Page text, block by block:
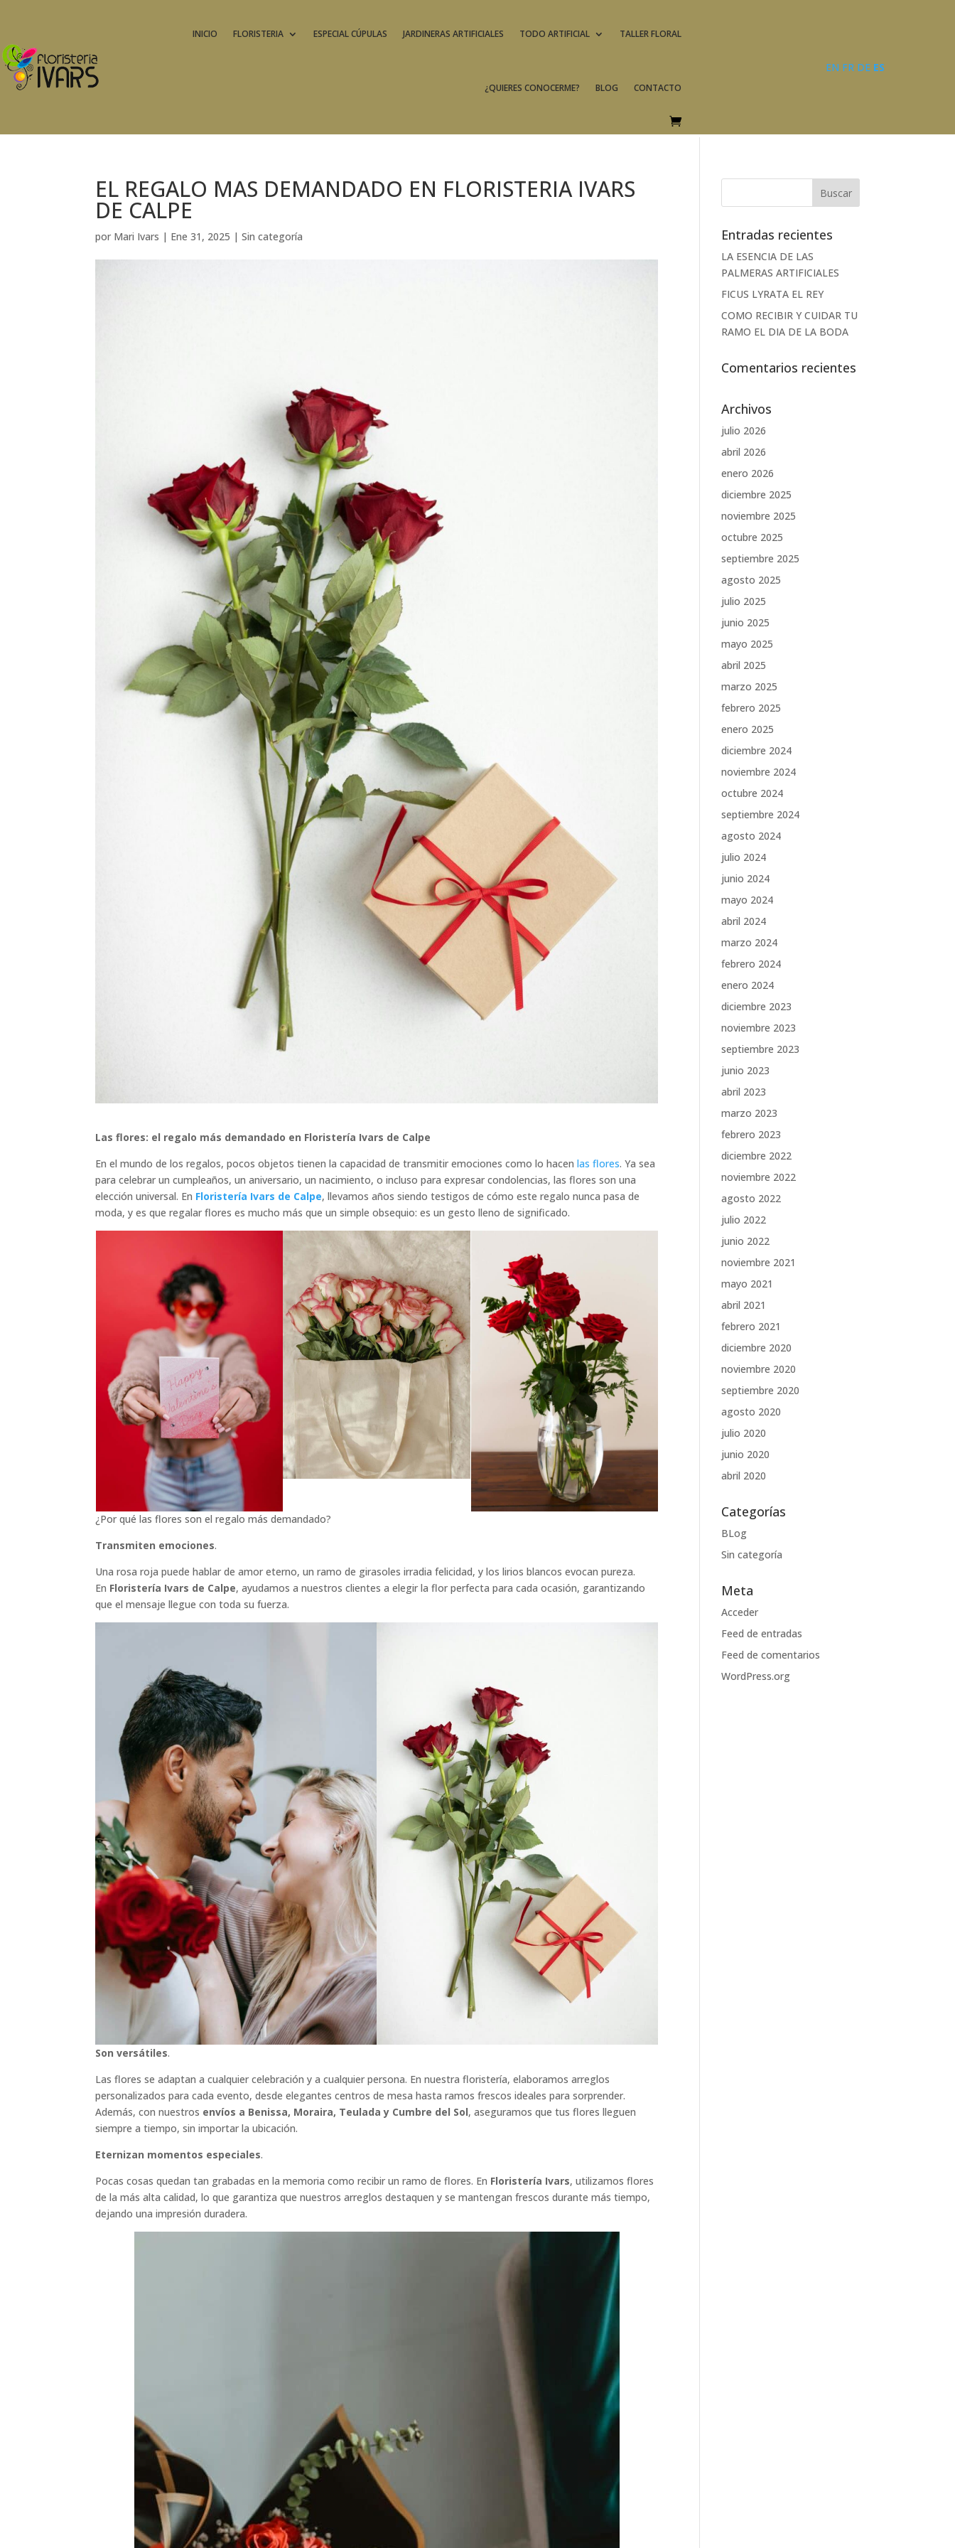
INICIO FLORISTERIA ESPECIAL CÚPULAS JARDINERAS ARTIFICIALES TODO ARTIFICIAL TALLER FLORAL
¿QUIERES CONOCERME? BLOG CONTACTO
EN FR DE ES
EL REGALO MAS DEMANDADO EN FLORISTERIA IVARS
DE CALPE
por Mari Ivars | Ene 31, 2025 |Sin categoría
Las flores: el regalo más demandado en Floristería Ivars de Calpe
En el mundo de los regalos, pocos objetos tienen la capacidad de transmitir emociones como lo hacen las flores. Ya sea
para celebrar un cumpleaños, un aniversario, un nacimiento, o incluso para expresar condolencias, las flores son una
elección universal. En Floristería Ivars de Calpe, llevamos años siendo testigos de cómo este regalo nunca pasa de
moda, y es que regalar flores es mucho más que un simple obsequio: es un gesto lleno de significado.
¿Por qué las flores son el regalo más demandado?
Transmiten emociones.
Una rosa roja puede hablar de amor eterno, un ramo de girasoles irradia felicidad, y los lirios blancos evocan pureza.
En Floristería Ivars de Calpe, ayudamos a nuestros clientes a elegir la flor perfecta para cada ocasión, garantizando
que el mensaje llegue con toda su fuerza.
Son versátiles.
Las flores se adaptan a cualquier celebración y a cualquier persona. En nuestra floristería, elaboramos arreglos
personalizados para cada evento, desde elegantes centros de mesa hasta ramos frescos ideales para sorprender.
Además, con nuestros envíos a Benissa, Moraira, Teulada y Cumbre del Sol, aseguramos que tus flores lleguen
siempre a tiempo, sin importar la ubicación.
Eternizan momentos especiales.
Pocas cosas quedan tan grabadas en la memoria como recibir un ramo de flores. En Floristería Ivars, utilizamos flores
de la más alta calidad, lo que garantiza que nuestros arreglos destaquen y se mantengan frescos durante más tiempo,
dejando una impresión duradera.
Entradas recientes
LA ESENCIA DE LAS
PALMERAS ARTIFICIALES
FICUS LYRATA EL REY
COMO RECIBIR Y CUIDAR TU
RAMO EL DIA DE LA BODA
Comentarios recientes
Archivos
julio 2026
abril 2026
enero 2026
diciembre 2025
noviembre 2025
octubre 2025
septiembre 2025
agosto 2025
julio 2025
junio 2025
mayo 2025
abril 2025
marzo 2025
febrero 2025
enero 2025
diciembre 2024
noviembre 2024
octubre 2024
septiembre 2024
agosto 2024
julio 2024
junio 2024
mayo 2024
abril 2024
marzo 2024
febrero 2024
enero 2024
diciembre 2023
noviembre 2023
septiembre 2023
junio 2023
abril 2023
marzo 2023
febrero 2023
diciembre 2022
noviembre 2022
agosto 2022
julio 2022
junio 2022
noviembre 2021
mayo 2021
abril 2021
febrero 2021
diciembre 2020
noviembre 2020
septiembre 2020
agosto 2020
julio 2020
junio 2020
abril 2020
Categorías
BLog
Sin categoría
Meta
Acceder
Feed de entradas
Feed de comentarios
WordPress.org